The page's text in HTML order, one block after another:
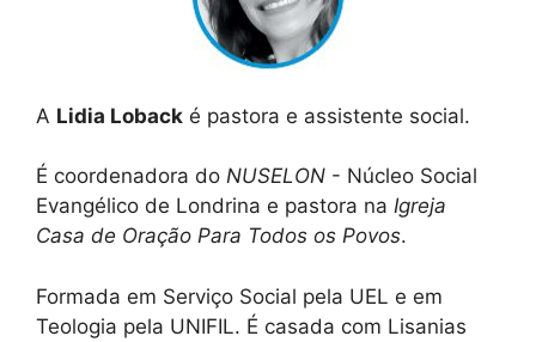
A Lidia Loback é pastora e assistente social.
É coordenadora do NUSELON - Núcleo Social
Evangélico de Londrina e pastora na Igreja
Casa de Oração Para Todos os Povos.
Formada em Serviço Social pela UEL e em
Teologia pela UNIFIL. É casada com Lisanias